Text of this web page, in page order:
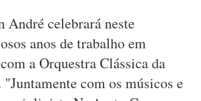
André celebrará neste
anos de trabalho em
a Orquestra Clássica da
com os músicos e